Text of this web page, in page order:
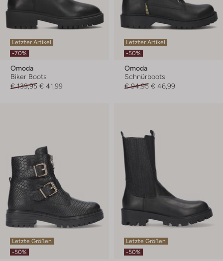
Letzter Artikel
-70%
Omoda
Biker Boots
€ 139,95 € 41,99
Letzter Artikel
-50%
Omoda
Schnürboots
€ 94,95 € 46,99
Letzte Größen
-50%
Letzte Größen
-50%